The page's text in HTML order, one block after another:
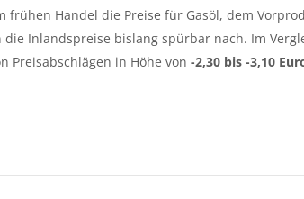
frühen Handel die Preise für Gasöl, dem
Inlandspreise bislang spürbar nach. Im
Preisabschlägen in Höhe von -2,30 bis -3,10